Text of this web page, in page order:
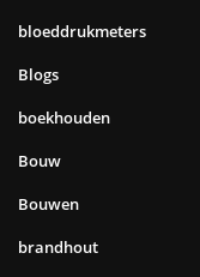
bloeddrukmeters
Blogs
boekhouden
Bouw
Bouwen
brandhout